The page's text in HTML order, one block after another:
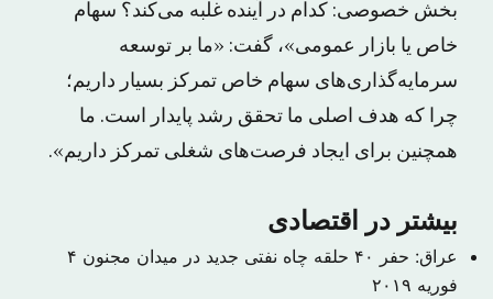
بخش خصوصی: کدام در آینده غلبه می‌کند؟ سهام
خاص یا بازار عمومی»، گفت: «ما بر توسعه
سرمایه‌گذاری‌های سهام خاص تمرکز بسیار داریم؛
چرا که هدف اصلی ما تحقق رشد پایدار است. ما
همچنین برای ایجاد فرصت‌های شغلی تمرکز داریم».
بیشتر در اقتصادی
عراق: حفر ۴۰ حلقه چاه نفتی جدید در میدان مجنون
۴
فوریه ۲۰۱۹